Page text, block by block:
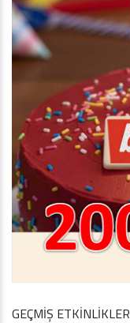
GEÇMİŞ ETKİNLİKLER